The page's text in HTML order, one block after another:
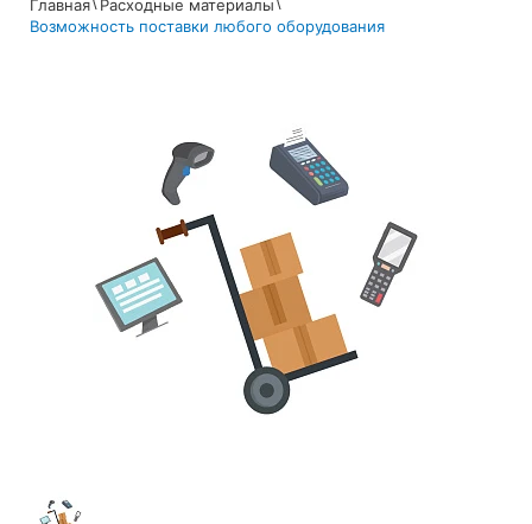
Главная Расходные материалы
Возможность поставки любого оборудования